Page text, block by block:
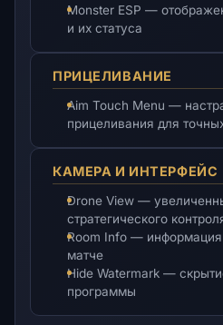
Monster ESP —
и их статуса
ПРИЦЕЛИВАНИЕ
Aim Touch Menu —
прицеливания для
КАМЕРА И ИНТЕРФЕЙС
Drone View —
стратегического
Room Info — информация
матче
Hide Watermark —
программы